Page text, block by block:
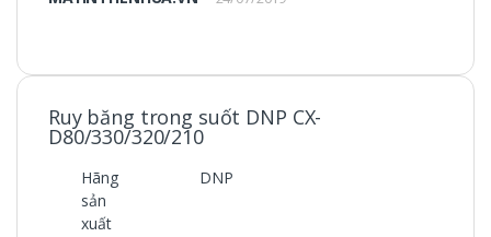
Ruy băng trong suốt DNP CX-
D80/330/320/210
Hãng
sản
xuất
DNP